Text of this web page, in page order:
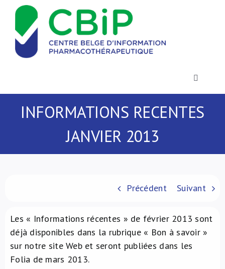
Passer
contenu
Toggle
Actualités
À propos de nous
INFORMATIONS RECENTES
JANVIER 2013
Précédent Suivant
Les « Informations récentes » de février 2013 sont
déjà disponibles dans la rubrique « Bon à savoir »
sur notre site Web et seront publiées dans les
Folia de mars 2013.